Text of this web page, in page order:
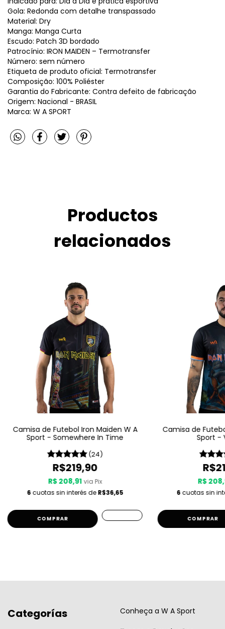
Gola: Redonda com detalhe transpassado
Material: Dry
Manga: Manga Curta
Escudo: Patch 3D bordado
Patrocínio: IRON MAIDEN – Termotransfer
Número: sem número
Etiqueta de produto oficial: Termotransfer
Composição: 100% Poliéster
Garantia do Fabricante: Contra defeito de fabricação
Origem: Nacional - BRASIL
Marca: W A SPORT
Productos
relacionados
Camisa de Futebol Iron Maiden W A
Sport - Somewhere In Time
(24)
R$219,90
R$ 208,91 via Pix
6 cuotas sin interés deR$36,65
COMPRAR
Camisa de
Sport -
R$
6 cuotas sin
COMPRAR
Categorías Conheça a W A Sport